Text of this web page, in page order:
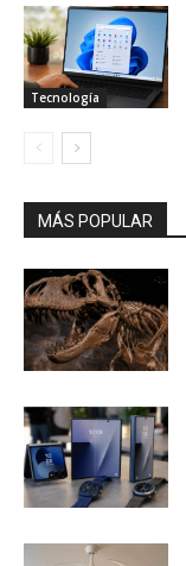
Tecnología
MÁS POPULAR